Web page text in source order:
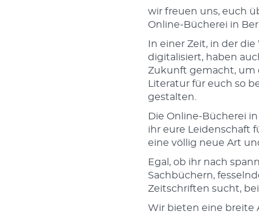
wir freuen uns, euch
Online-Bücherei in
In einer Zeit, in der
digitalisiert, haben
Zukunft gemacht, um
Literatur für euch so
gestalten.
Die Online-Bücherei
ihr eure Leidenschaft
eine völlig neue Art
Egal, ob ihr nach
Sachbüchern,
Zeitschriften sucht,
Wir bieten eine breite